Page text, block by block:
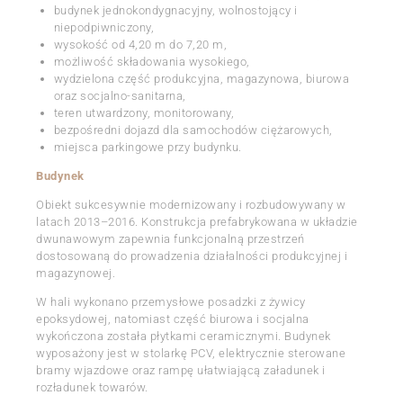
budynek jednokondygnacyjny, wolnostojący i
niepodpiwniczony,
wysokość od 4,20 m do 7,20 m,
możliwość składowania wysokiego,
wydzielona część produkcyjna, magazynowa, biurowa
oraz socjalno-sanitarna,
teren utwardzony, monitorowany,
bezpośredni dojazd dla samochodów ciężarowych,
miejsca parkingowe przy budynku.
Budynek
Obiekt sukcesywnie modernizowany i rozbudowywany w
latach 2013–2016. Konstrukcja prefabrykowana w układzie
dwunawowym zapewnia funkcjonalną przestrzeń
dostosowaną do prowadzenia działalności produkcyjnej i
magazynowej.
W hali wykonano przemysłowe posadzki z żywicy
epoksydowej, natomiast część biurowa i socjalna
wykończona została płytkami ceramicznymi. Budynek
wyposażony jest w stolarkę PCV, elektrycznie sterowane
bramy wjazdowe oraz rampę ułatwiającą załadunek i
rozładunek towarów.